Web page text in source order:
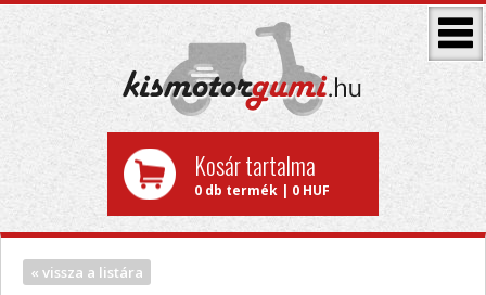
Kosár tartalma
0 db termék | 0 HUF
« vissza a listára